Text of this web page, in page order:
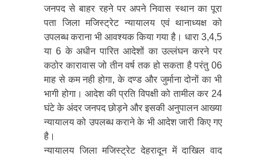
जनपद से बाहर रहने पर अपने निवास स्थान का पूरा
पता जिला मजिस्ट्रेट न्यायालय एवं थानाध्यक्ष को
उपलब्ध कराना भी आवश्यक किया गया है। धारा 3,4,5
या 6 के अधीन पारित आदेशों का उल्लंघन करने पर
कठोर कारावास जो तीन वर्ष तक हो सकता है परंतु 06
माह से कम नही होगा, के दण्ड और जुर्माना दोनों का भी
भागी होगा। आदेश की प्रति विपक्षी को तामील कर 24
घंटे के अंदर जनपद छोड़ने और इसकी अनुपालन आख्या
न्यायालय को उपलब्ध कराने के भी आदेश जारी किए गए
है।
न्यायालय जिला मजिस्ट्रेट देहरादून में दाखिल वाद